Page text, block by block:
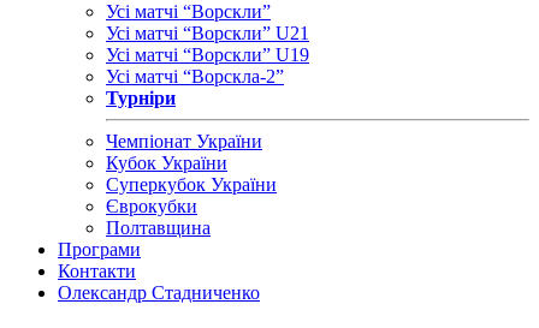
Усі матчі “Ворскли”
Усі матчі “Ворскли” U21
Усі матчі “Ворскли” U19
Усі матчі “Ворскла-2”
Турніри
Чемпіонат України
Кубок України
Суперкубок України
Єврокубки
Полтавщина
Програми
Контакти
Олександр Стадниченко